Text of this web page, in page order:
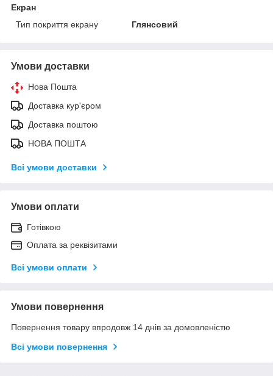
Екран
Тип покриття екрану
Глянсовий
Умови доставки
Нова Пошта
Доставка кур'єром
Доставка поштою
НОВА ПОШТА
Всі умови доставки
Умови оплати
Готівкою
Оплата за реквізитами
Всі умови оплати
Умови повернення
Повернення товару впродовж 14 днів за домовленістю
Всі умови повернення